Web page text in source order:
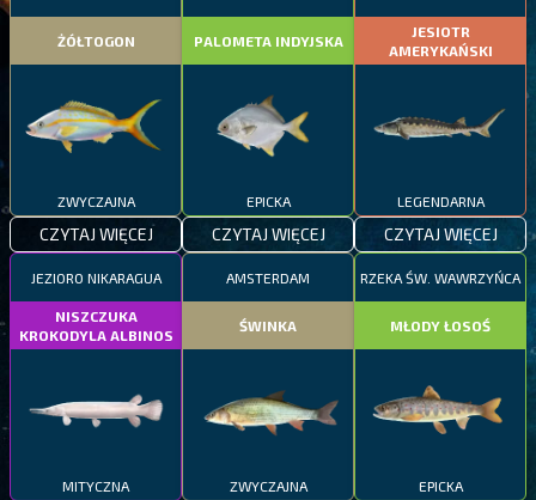
ŻÓŁTOGON
ZWYCZAJNA
CZYTAJ WIĘCEJ
PALOMETA INDYJSKA
EPICKA
CZYTAJ WIĘCEJ
JESIOTR
AMERYKAŃSKI
LEGENDARNA
CZYTAJ WIĘCEJ
JEZIORO NIKARAGUA
NISZCZUKA
KROKODYLA ALBINOS
MITYCZNA
AMSTERDAM
ŚWINKA
ZWYCZAJNA
RZEKA ŚW. WAWRZYŃCA
MŁODY ŁOSOŚ
EPICKA